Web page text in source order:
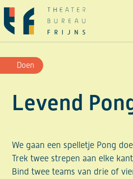
Ga
naar
de
inhoud
Levend
Doen
We gaan een spelletje Pong
Trek twee strepen aan elke
Bind twee teams van drie of